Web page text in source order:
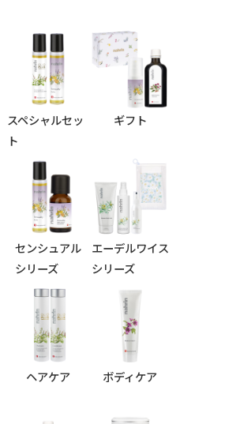
スペシャルセッ
ト
ギフト
センシュアル
シリーズ
エーデルワイス
シリーズ
ヘアケア ボディケア